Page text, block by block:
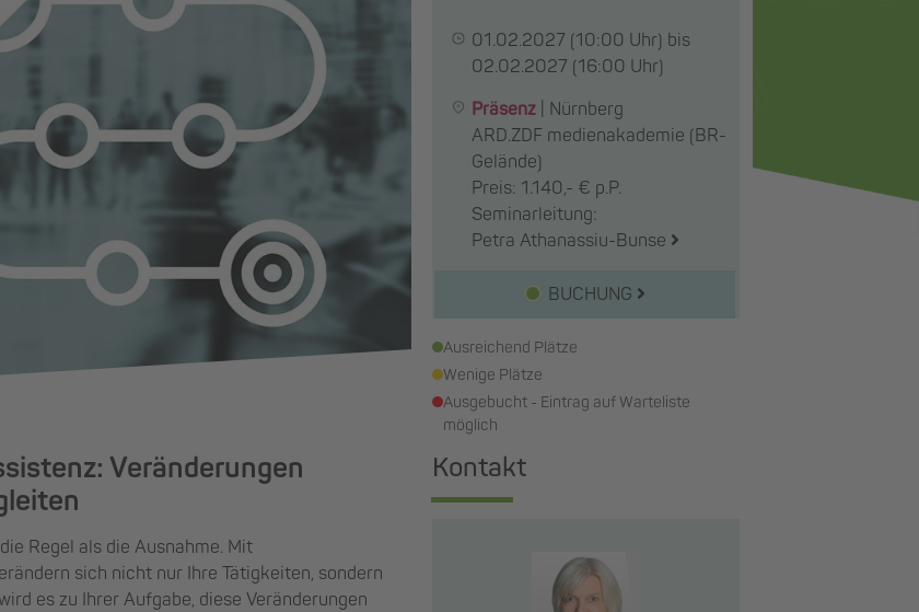
Veränderungen
Regel als die Ausnahme. Mit
sich nicht nur Ihre Tätigkeiten, sondern
es zu Ihrer Aufgabe, diese Veränderungen
01.02.2027 (10:00 Uhr) bis
02.02.2027 (16:00 Uhr)
Präsenz
Nürnberg
ARD.ZDF medienakademie (BR-
Gelände)
Preis: 1.140,- € p.P.
Seminarleitung:
Petra Athanassiu-Bunse
BUCHUNG
Ausreichend Plätze
Wenige Plätze
Ausgebucht - Eintrag auf Warteliste
möglich
Kontakt